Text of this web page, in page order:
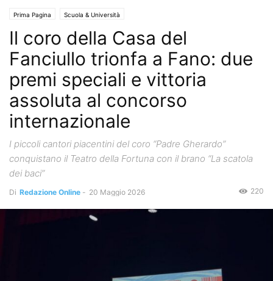
Prima Pagina Scuola & Università
Il coro della Casa del
Fanciullo trionfa a Fano: due
premi speciali e vittoria
assoluta al concorso
internazionale
I piccoli cantori piacentini del coro “Padre Gherardo”
conquistano il Teatro della Fortuna con il brano “La scatola
dei baci”
Di Redazione Online - 20 Maggio 2026 220